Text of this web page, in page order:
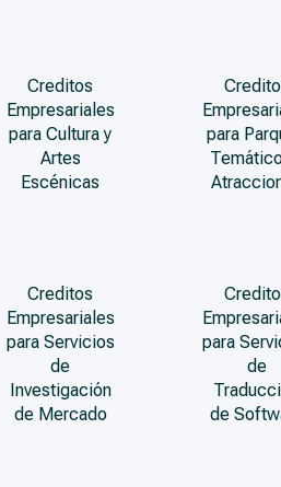
Creditos
Empresariales
para Cultura y
Artes
Escénicas
para
Creditos
Empresariales
para Servicios
de
Investigación
de Mercado
para
de
de